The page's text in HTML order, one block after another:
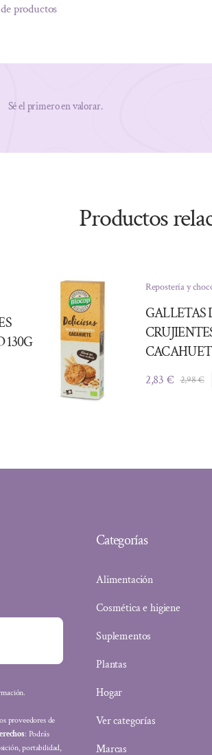
productos
Sé el primero en valorar.
Productos
130G
Repostería y
GALLETAS
2,98€El
2,83 €
El
proveedores de
: Podrás
portabilidad,
Categorías
Alimentación
Cosmética e higiene
Suplementos
Plantas
Hogar
Ver categorías
Marcas